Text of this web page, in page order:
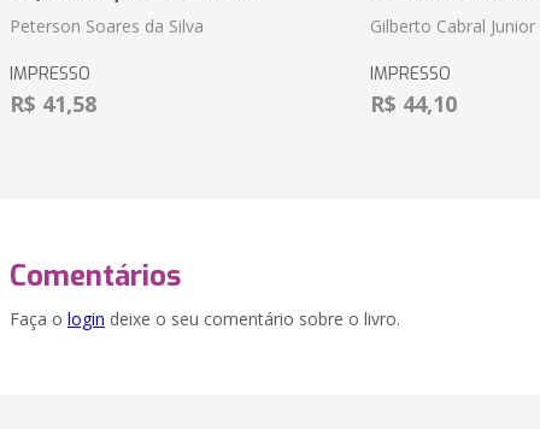
Peterson Soares da Silva
IMPRESSO
R$ 41,58
Gilberto Cabral Junior
IMPRESSO
R$ 44,10
Comentários
Faça o login deixe o seu comentário sobre o livro.